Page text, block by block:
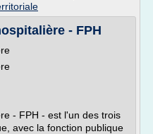
- FPH
- FPH - est l'un des trois
avec la fonction publique